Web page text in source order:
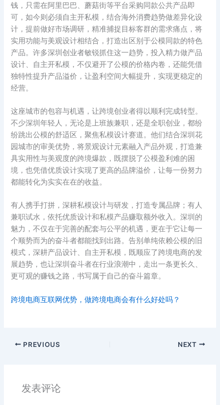
钱，只需在阿里巴巴、蘑菇街等平台采购同款公共产品即
可，如今则必须自主开私模，结合海外消费趋势做差异化设
计，提前做好市场调研，精准捕捉目标客群的需求痛点，将
实用功能与美观设计相结合，打造出区别于公模同款的特色
产品。许多深圳创业者敏锐抓住这一趋势，投入精力做产品
设计、自主开私模，不仅避开了公模的价格内卷，还能凭借
独特性提升产品溢价，让盈利空间大幅提升，实现更稳定的
经营。
这座城市的包容与机遇，让跨境创业者得以顺利完成转型。
不少深圳年轻人，无论是上班族兼职，还是全职创业，都纷
纷跳出公模的舒适区，聚焦私模设计赛道。他们结合深圳花
园城市的审美优势，将景观设计元素融入产品外观，打造兼
具实用性与美观度的跨境爆款，既摆脱了公模盈利难的困
境，也凭借优质设计实现了更高的品牌溢价，让每一份努力
都能转化为实实在在的收益。
有人携手打拼，深耕私模设计与研发，打造专属品牌；有人
兼职试水，依托优质设计和私模产品赚取额外收入。深圳的
魅力，不仅在于完善的配套与公平的机遇，更在于它让每一
个顺势而为的奋斗者都能找到出路。告别单纯依赖公模的旧
模式，深耕产品设计、自主开私模，既顺应了跨境电商的发
展趋势，也让深圳奋斗者在行业浪潮中，走出一条更长久、
更可观的赚钱之路，书写属于自己的奋斗篇章。
跨境电商互联网优势，做跨境电商会有什么好处吗？
PREVIOUS NEXT
发表评论